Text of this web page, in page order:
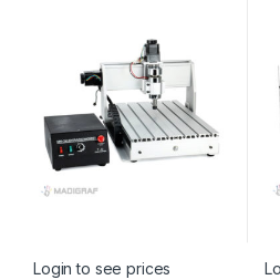
Login to see prices